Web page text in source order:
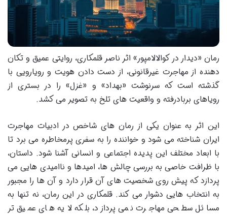
رمان «دیدار در کوالالامپور» اثر ناصر قلمکاری، روایتی عمیق و تکان
دهنده از مهاجرت غیرقانونی، از دست دادن هویت و رویارویی با
گذشته است که سرنوشت «بهداد» و «غزل» را در بستری از
رویاهای بربادرفته و واقعیت های تلخ به تصویر می کشد.
این اثر به عنوان یکی از رمان های شاخص در ادبیات مهاجرت
ایران شناخته می شود و خواننده را به سفری پرمخاطره می برد تا
با ابعاد مختلف این پدیده اجتماعی و انسانی آشنا شود. داستان،
با ظرافت خاصی به بررسی چالش ها، امیدها و ناامیدی هایی می
پردازد که پیش روی شخصیت های آن قرار دارد و آن ها را مجبور
به انتخاب هایی دشوار می کند. قلمکاری در این رمان، نه تنها به
مسائل سطحی مهاجرت نمی پردازد، بلکه لایه های عمیق تر